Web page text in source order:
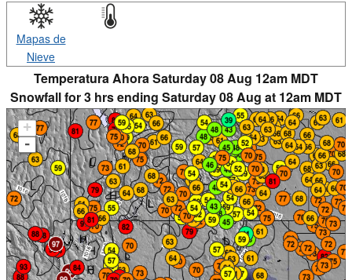
Mapas de
Nieve
Temperatura Ahora Saturday 08 Aug 12am MDT
Snowfall for 3 hrs ending Saturday 08 Aug at 12am MDT
+
-